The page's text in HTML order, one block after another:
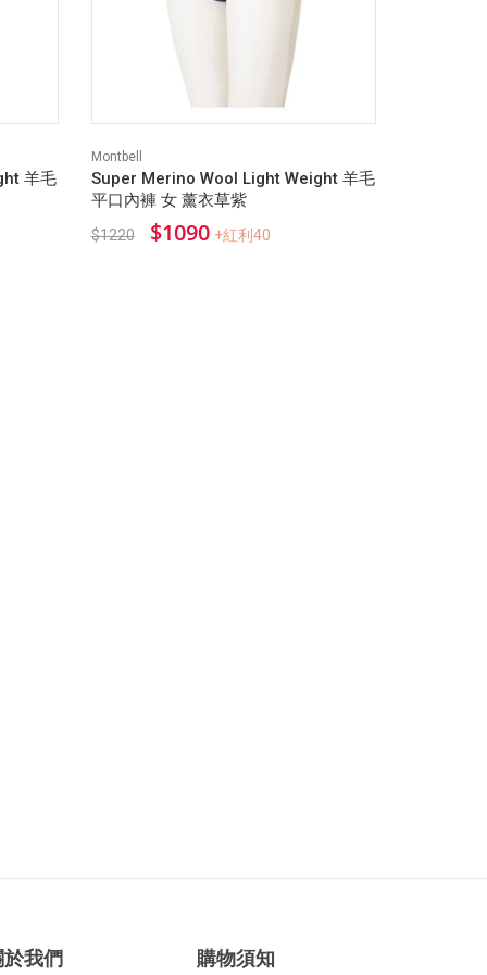
羊毛
Montbell
Super Merino Wool Light Weight 羊毛
平口內褲 女 薰衣草紫
$1220 $1090 +紅利40
我們 購物須知